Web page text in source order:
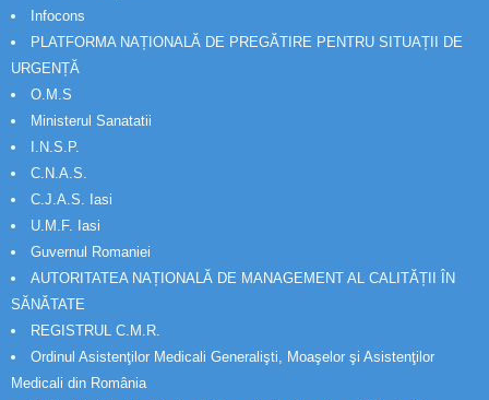
Infocons
PLATFORMA NAȚIONALĂ DE PREGĂTIRE PENTRU SITUAȚII DE
URGENȚĂ
O.M.S
Ministerul Sanatatii
I.N.S.P.
C.N.A.S.
C.J.A.S. Iasi
U.M.F. Iasi
Guvernul Romaniei
AUTORITATEA NAȚIONALĂ DE MANAGEMENT AL CALITĂȚII ÎN
SĂNĂTATE
REGISTRUL C.M.R.
Ordinul Asistenţilor Medicali Generalişti, Moaşelor şi Asistenţilor
Medicali din România